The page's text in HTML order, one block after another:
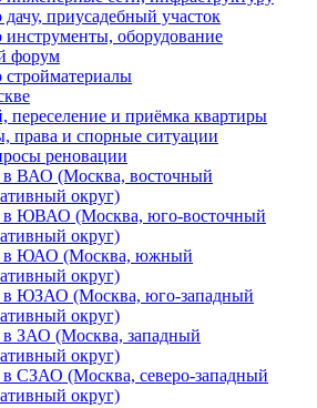
приусадебный участок
оборудование
форум
переселение и приёмка квартиры
права и спорные ситуации
реновации
в ВАО (Москва, восточный
округ)
в ЮВАО (Москва, юго-восточный
округ)
в ЮАО (Москва, южный
округ)
в ЮЗАО (Москва, юго-западный
округ)
в ЗАО (Москва, западный
округ)
в СЗАО (Москва, северо-западный
округ)